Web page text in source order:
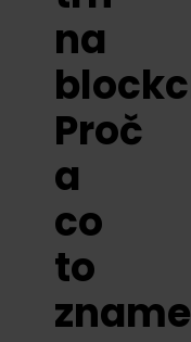
na
Proč
a
co
to